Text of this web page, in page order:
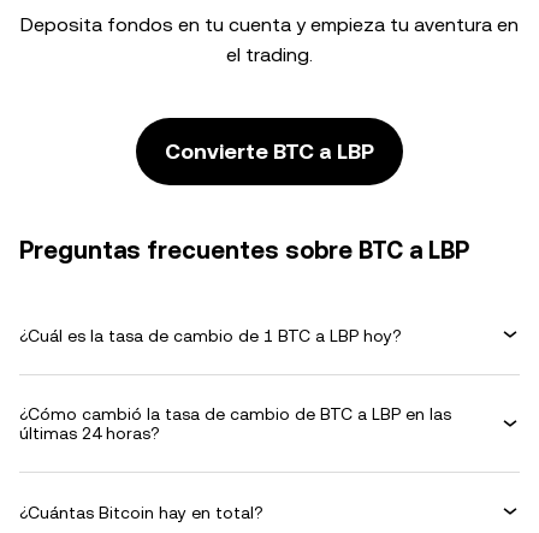
Deposita fondos en tu cuenta y empieza tu aventura en
el trading.
Convierte BTC a LBP
Preguntas frecuentes sobre BTC a LBP
¿Cuál es la tasa de cambio de 1 BTC a LBP hoy?
¿Cómo cambió la tasa de cambio de BTC a LBP en las
últimas 24 horas?
¿Cuántas Bitcoin hay en total?